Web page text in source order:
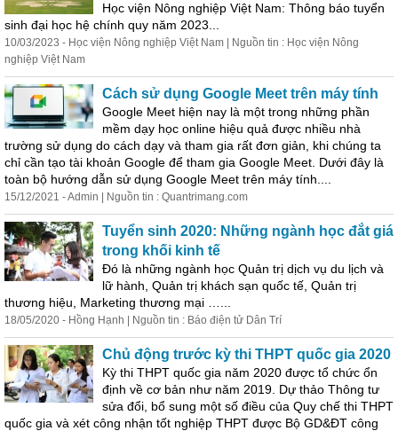
Học viện Nông nghiệp Việt Nam: Thông báo tuyển
sinh đại học hệ chính quy năm 2023...
10/03/2023 - Học viện Nông nghiệp Việt Nam | Nguồn tin : Học viện Nông
nghiệp Việt Nam
Cách sử dụng Google Meet trên máy tính
Google Meet hiện nay là một trong những phần
mềm dạy học online hiệu quả được nhiều nhà
trường sử dụng do cách dạy và tham gia rất đơn giản, khi chúng ta
chỉ cần tạo tài khoản Google để tham gia Google Meet. Dưới đây là
toàn bộ hướng dẫn sử dụng Google Meet trên máy tính....
15/12/2021 - Admin | Nguồn tin : Quantrimang.com
Tuyển sinh 2020: Những ngành học đắt giá
trong khối kinh tế
Đó là những ngành học Quản trị dịch vụ du lịch và
lữ hành, Quản trị khách sạn quốc tế, Quản trị
thương hiệu, Marketing thương mại …...
18/05/2020 - Hồng Hạnh | Nguồn tin : Báo điện tử Dân Trí
Chủ động trước kỳ thi THPT quốc gia 2020
Kỳ thi THPT quốc gia năm 2020 được tổ chức ổn
định về cơ bản như năm 2019. Dự thảo Thông tư
sửa đổi, bổ sung một số điều của Quy chế thi THPT
quốc gia và xét công nhận tốt nghiệp THPT được Bộ GD&ĐT công